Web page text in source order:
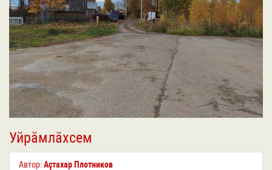
Уйрӑмлӑхсем
Автор:Аҫтахар Плотников